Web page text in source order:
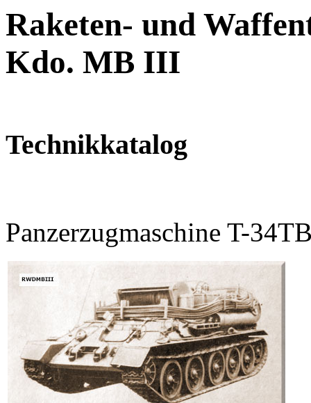
Raketen- und
Kdo. MB III
Technikkatalog
Panzerzugmaschine T-